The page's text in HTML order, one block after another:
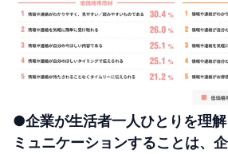
●企業が生活者一人ひとりを理
ミュニケーションすることは、